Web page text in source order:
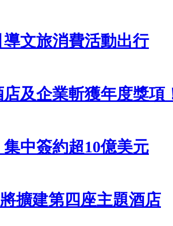
文旅消費活動出行
及企業斬獲年度獎項
中簽約超10億美元
擴建第四座主題酒店